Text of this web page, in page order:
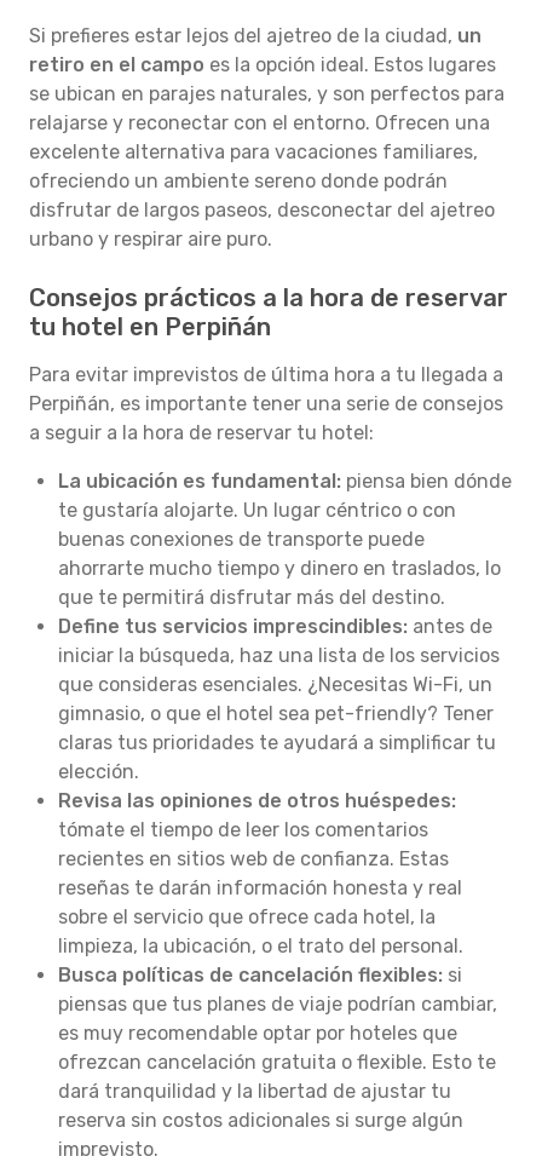
Si prefieres estar lejos del ajetreo de la ciudad, un
retiro en el campo es la opción ideal. Estos lugares
se ubican en parajes naturales, y son perfectos para
relajarse y reconectar con el entorno. Ofrecen una
excelente alternativa para vacaciones familiares,
ofreciendo un ambiente sereno donde podrán
disfrutar de largos paseos, desconectar del ajetreo
urbano y respirar aire puro.
Consejos prácticos a la hora de reservar
tu hotel en Perpiñán
Para evitar imprevistos de última hora a tu llegada a
Perpiñán, es importante tener una serie de consejos
a seguir a la hora de reservar tu hotel:
La ubicación es fundamental: piensa bien dónde
te gustaría alojarte. Un lugar céntrico o con
buenas conexiones de transporte puede
ahorrarte mucho tiempo y dinero en traslados, lo
que te permitirá disfrutar más del destino.
Define tus servicios imprescindibles: antes de
iniciar la búsqueda, haz una lista de los servicios
que consideras esenciales. ¿Necesitas Wi-Fi, un
gimnasio, o que el hotel sea pet-friendly? Tener
claras tus prioridades te ayudará a simplificar tu
elección.
Revisa las opiniones de otros huéspedes:
tómate el tiempo de leer los comentarios
recientes en sitios web de confianza. Estas
reseñas te darán información honesta y real
sobre el servicio que ofrece cada hotel, la
limpieza, la ubicación, o el trato del personal.
Busca políticas de cancelación flexibles: si
piensas que tus planes de viaje podrían cambiar,
es muy recomendable optar por hoteles que
ofrezcan cancelación gratuita o flexible. Esto te
dará tranquilidad y la libertad de ajustar tu
reserva sin costos adicionales si surge algún
imprevisto.